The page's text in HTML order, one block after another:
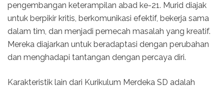
pengembangan keterampilan abad ke-21. Murid diajak
untuk berpikir kritis, berkomunikasi efektif, bekerja sama
dalam tim, dan menjadi pemecah masalah yang kreatif.
Mereka diajarkan untuk beradaptasi dengan perubahan
dan menghadapi tantangan dengan percaya diri.
Karakteristik lain dari Kurikulum Merdeka SD adalah